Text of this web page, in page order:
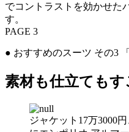
でコントラストを効かせた
す。
PAGE 3
● おすすめのスーツ その3
素材も仕立ても
ジャケット17万3000